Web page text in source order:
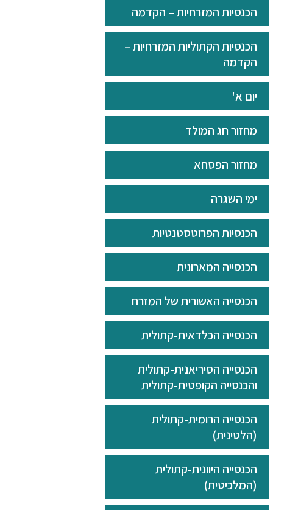
הכנסיות המזרחיות – הקדמה
הכנסיות הקתוליות המזרחיות –
הקדמה
יום א'
מחזור חג המולד
מחזור הפסחא
ימי השגרה
הכנסיות הפרוטסטנטיות
הכנסייה המארונית
הכנסייה האשורית של המזרח
הכנסייה הכלדאית-קתולית
הכנסייה הסיריאנית-קתולית
והכנסייה הקופטית-קתולית
הכנסייה הרומית-קתולית
(הלטינית)
הכנסייה היוונית-קתולית
(המלכיטית)